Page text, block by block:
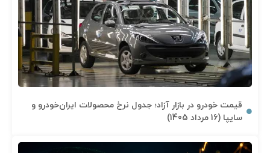
قیمت خودرو در بازار آزاد؛ جدول نرخ محصولات ایران‌خودرو و
سایپا (16 مرداد 1405)